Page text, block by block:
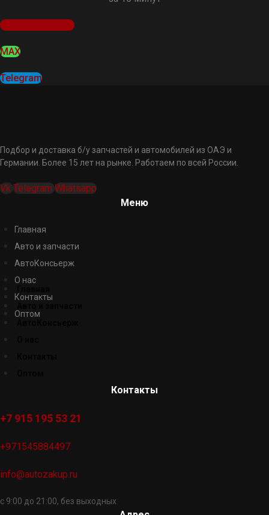
Оставить заявку
MAX
Telegram
Подбор и доставка б/у запчастей и автомобилей из ОАЭ и
Германии. Более 15 лет на рынке. Работаем по всей России.
Vk Telegram Whatsapp
Меню
Главная
Авто и запчасти
АвтоКонсьерж
О нас
Контакты
Оптом
Контакты
+7 915 195 53 21
+971545884497
info@autozakup.ru
с 9:00 до 21:00, без выходных